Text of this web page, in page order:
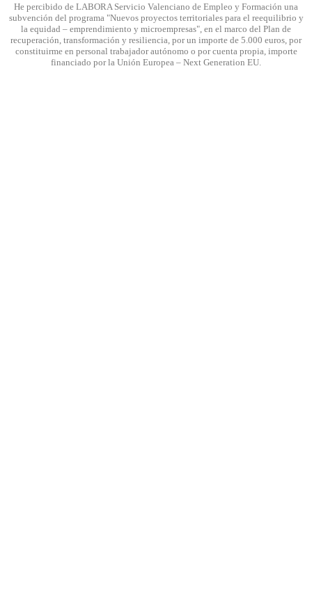
He percibido de LABORA Servicio Valenciano de Empleo y Formación una
subvención del programa "Nuevos proyectos territoriales para el reequilibrio y
la equidad – emprendimiento y microempresas", en el marco del Plan de
recuperación, transformación y resiliencia, por un importe de 5.000 euros, por
constituirme en personal trabajador autónomo o por cuenta propia, importe
financiado por la Unión Europea – Next Generation EU.